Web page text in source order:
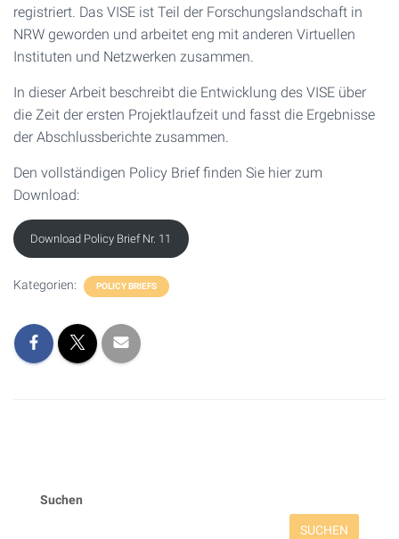
registriert. Das VISE ist Teil der Forschungslandschaft in
NRW geworden und arbeitet eng mit anderen Virtuellen
Instituten und Netzwerken zusammen.
In dieser Arbeit beschreibt die Entwicklung des VISE über
die Zeit der ersten Projektlaufzeit und fasst die Ergebnisse
der Abschlussberichte zusammen.
Den vollständigen Policy Brief finden Sie hier zum
Download:
Download Policy Brief Nr. 11
Kategorien: POLICY BRIEFS
Suchen
SUCHEN